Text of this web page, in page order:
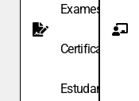
Exames de
Certificação
Estudante